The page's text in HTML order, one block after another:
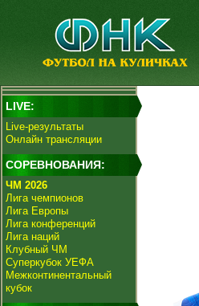
LIVE:
Live-результаты
Онлайн трансляции
СОРЕВНОВАНИЯ:
ЧМ 2026
Лига чемпионов
Лига Европы
Лига конференций
Лига наций
Клубный ЧМ
Суперкубок УЕФА
Межконтинентальный
кубок